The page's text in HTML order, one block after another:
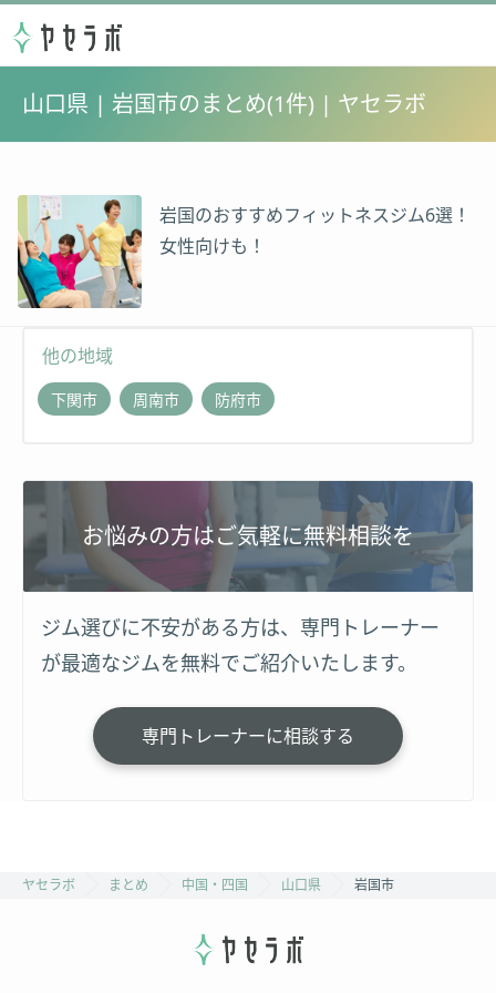
山口県 | 岩国市のまとめ(1件) | ヤセラボ
岩国のおすすめフィットネスジム6選！
女性向けも！
他の地域
下関市 周南市 防府市
お悩みの方はご気軽に無料相談を
ジム選びに不安がある方は、専門トレーナー
が最適なジムを無料でご紹介いたします。
専門トレーナーに相談する
ヤセラボ まとめ 中国・四国 山口県 岩国市